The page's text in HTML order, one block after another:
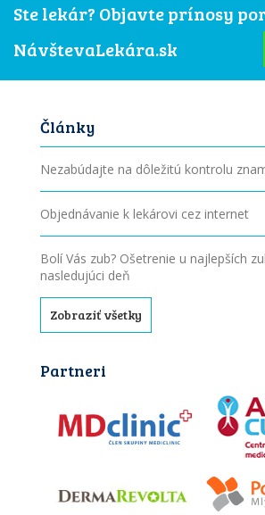
Ste lekár? Objavte prínosy
NávštevaLekára.sk
Články
Nezabúdajte na dôležitú kontrolu
Objednávanie k lekárovi cez internet
Bolí Vás zub? Ošetrenie u najlepších
nasledujúci deň
Zobraziť všetky
Partneri